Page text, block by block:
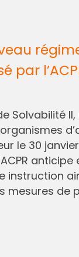
par
Solvabilité
le 30
instruction
mesures de